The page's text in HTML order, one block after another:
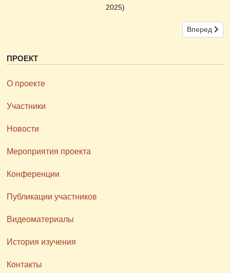
2025)
Следующий:
Вперед
ПРОЕКТ
О проекте
Участники
Новости
Мероприятия проекта
Конференции
Публикации участников
Видеоматериалы
История изучения
Контакты